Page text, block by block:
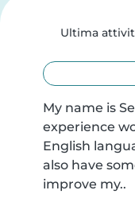
Ultima
My name is
experience
English
also have
improve my..